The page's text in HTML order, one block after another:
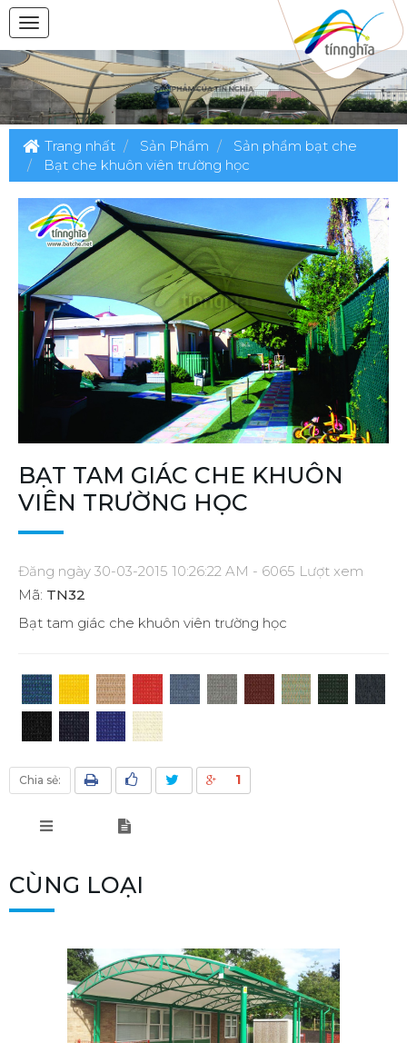
Trang nhất Sản Phẩm
Sản phẩm bạt che
Bạt che khuôn viên trường học
BẠT TAM GIÁC CHE KHUÔN
VIÊN TRƯỜNG HỌC
Đăng ngày 30-03-2015 10:26:22 AM - 6065 Lượt xem
Mã: TN32
Bạt tam giác che khuôn viên trường học
Chia sẻ: 1
CÙNG LOẠI